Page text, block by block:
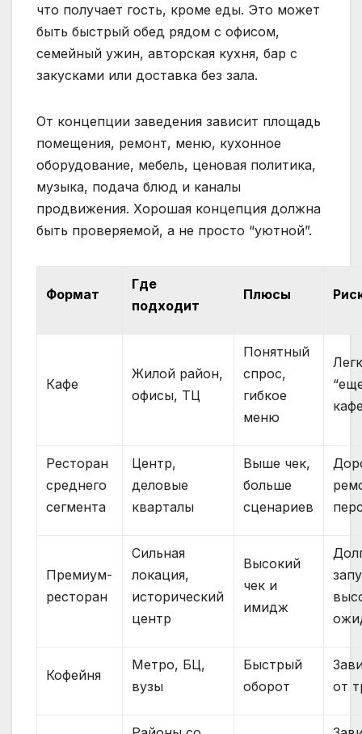
что получает гость, кроме еды. Это может
быть быстрый обед рядом с офисом,
семейный ужин, авторская кухня, бар с
закусками или доставка без зала.
От концепции заведения зависит площадь
помещения, ремонт, меню, кухонное
оборудование, мебель, ценовая политика,
музыка, подача блюд и каналы
продвижения. Хорошая концепция должна
быть проверяемой, а не просто “уютной”.
Формат
Где
подходит
Плюсы
Кафе
Жилой район,
офисы, ТЦ
Понятный
спрос,
гибкое
меню
Ресторан
среднего
сегмента
Центр,
деловые
кварталы
Выше чек,
больше
сценариев
Премиум-
ресторан
Сильная
локация,
исторический
центр
Высокий
чек и
имидж
Кофейня
Метро, БЦ,
вузы
Быстрый
оборот
от